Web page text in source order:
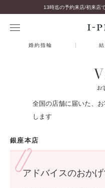
婚約指輪
お
全国の店舗に届いた、
します
銀座本店
アドバイスのおか